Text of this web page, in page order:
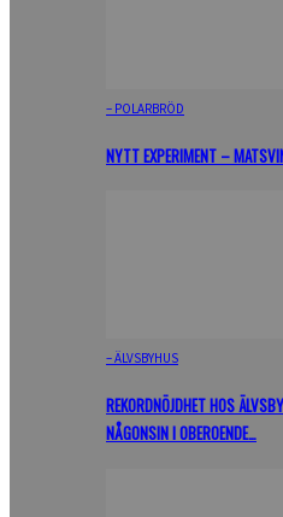
– POLARBRÖD
NYTT EXPERIMENT –
– ÄLVSBYHUS
REKORDNÖJDHET HOS
NÅGONSIN I OBEROENDE…